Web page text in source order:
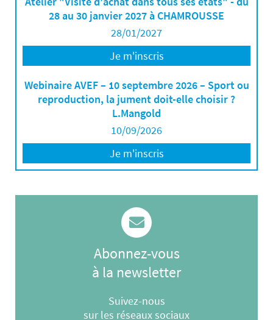
28 au 30 janvier 2027 à CHAMROUSSE
28/01/2027
Je m'inscris
Webinaire AVEF – 10 septembre 2026 – Sport ou
reproduction, la jument doit-elle choisir ?
L.Mangold
10/09/2026
Je m'inscris
Abonnez-vous
à la newsletter
Suivez-nous
sur les réseaux sociaux